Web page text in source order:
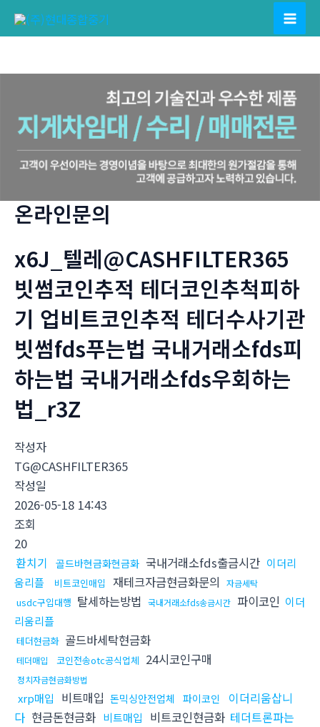
Main
온라인문의
x6J_텔레@CASHFILTER365
빗썸코인추적 테더코인추척피하
기 업비트코인추적 테더수사기관
빗썸fds푸는법 국내거래소fds피
하는법 국내거래소fds우회하는
법_r3Z
작성자
TG@CASHFILTER365
작성일
2026-05-18 14:43
조회
20
환치기
골드바현금화현금화 국내거래소fds출금시간 이더리
움리플
비트코인매입 재테크자금현금화문의 자금세탁
usdc구입대행 탈세하는방법 국내거래소fds송금시간 파이코인 이더
리움리플
테더현금화 골드바세탁현금화
테더매입 코인전송otc공식업체 24시코인구매
정치자금현금화방법
xrp매입 비트매입 돈믹싱안전업체 파이코인
이더리움삽니
다 현금돈현금화 비트매입 비트코인현금화 테더트론파는